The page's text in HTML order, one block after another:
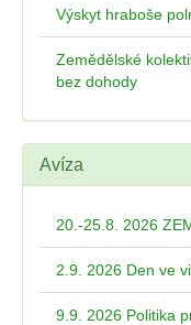
Výskyt hraboše
Zemědělské
bez dohody
Avíza
20.-25.8. 2026
2.9. 2026 Den ve
9.9. 2026 Politika